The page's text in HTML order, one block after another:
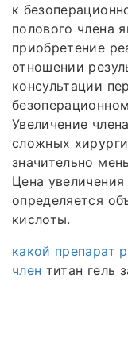
к
полового члена
приобретение
отношении
консультации
Увеличение
сложных
значительно
Цена
определяется
кислоты.
какой препарат
член титан гель